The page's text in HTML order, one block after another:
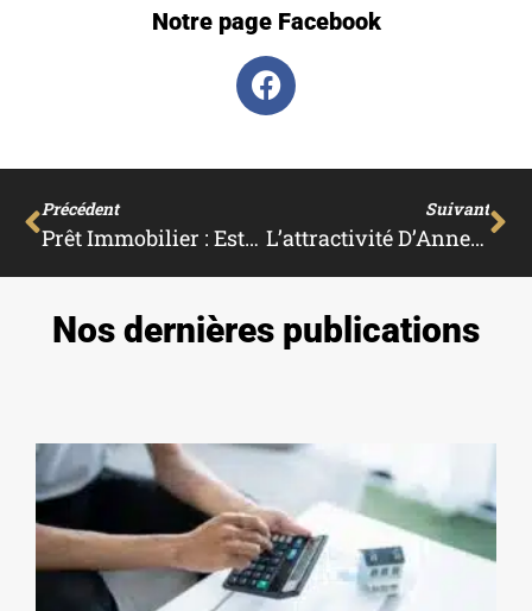
Notre page Facebook
Précédent
Prêt Immobilier : Est-Il Utile De Faire Appel À Un Courtier ?
Suivant
L’attractivité D’Annecy : Comment Trouver Un Bien Immobilier Au Bon Prix ?
Nos dernières publications